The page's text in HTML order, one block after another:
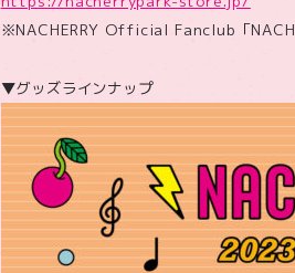
※NACHERRY Official Fanclub「
▼グッズラインナップ